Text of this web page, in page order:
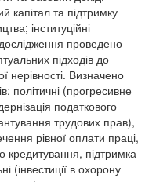
капітал та підтримку
інституційні
проведено
підходів до
нерівності. Визначено
політичні (прогресивне
податкового
трудових прав),
рівної оплати праці,
кредитування, підтримка
(інвестиції в охорону